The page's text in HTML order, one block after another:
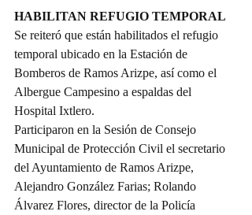
HABILITAN REFUGIO TEMPORAL
Se reiteró que están habilitados el refugio
temporal ubicado en la Estación de
Bomberos de Ramos Arizpe, así como el
Albergue Campesino a espaldas del
Hospital Ixtlero.
Participaron en la Sesión de Consejo
Municipal de Protección Civil el secretario
del Ayuntamiento de Ramos Arizpe,
Alejandro González Farias; Rolando
Álvarez Flores, director de la Policía